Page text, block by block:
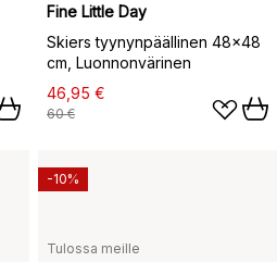
Fine Little Day
Skiers tyynynpäällinen 48x48
cm, Luonnonvärinen
46,95 €
60 €
Tulossa meille
-10%